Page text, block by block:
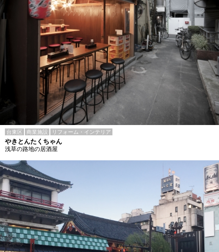
台東区 商業施設 リフォーム・インテリア
やきとんたくちゃん
浅草の路地の居酒屋